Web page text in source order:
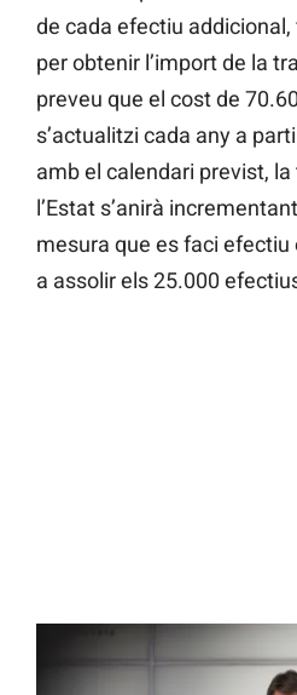
de cada efectiu
per obtenir l’import de la
preveu que el cost de
s’actualitzi cada any a
amb el calendari previst,
l’Estat s’anirà
mesura que es faci
a assolir els 25.000